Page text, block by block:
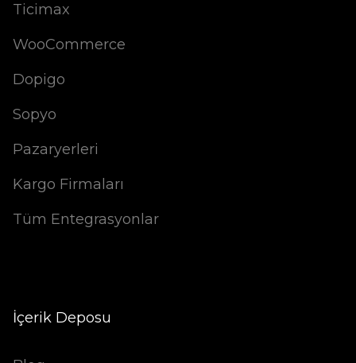
Ticimax
WooCommerce
Dopigo
Sopyo
Pazaryerleri
Kargo Firmaları
Tüm Entegrasyonlar
İçerik Deposu